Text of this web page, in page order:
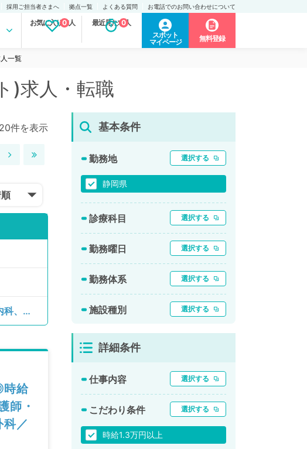
採用ご担当者さまへ 拠点一覧 よくある質問 お電話でのお問い合わせについて
お気に入り求人
0 最近見た求人
0
スポット
マイページ
無料登録
一覧
)求人・転職
件を表示
【静岡県／袋井市】火、土曜日／時給13,000円／神経内科、一般内科、循環器内科、呼吸器内科、消化器内科、内分泌・代謝内科、腎臓内科、老年内科、血液内科／一般外来
時給
師・
／
基本条件
勤務地 選択する
静岡県
診療科目 選択する
勤務曜日 選択する
勤務体系 選択する
施設種別 選択する
詳細条件
仕事内容 選択する
こだわり条件 選択する
時給1.3万円以上